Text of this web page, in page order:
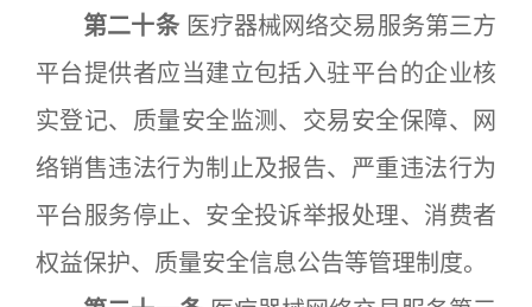
第二十条医疗器械网络交易服务第三方
平台提供者应当建立包括入驻平台的企业核
实登记、质量安全监测、交易安全保障、网
络销售违法行为制止及报告、严重违法行为
平台服务停止、安全投诉举报处理、消费者
权益保护、质量安全信息公告等管理制度。